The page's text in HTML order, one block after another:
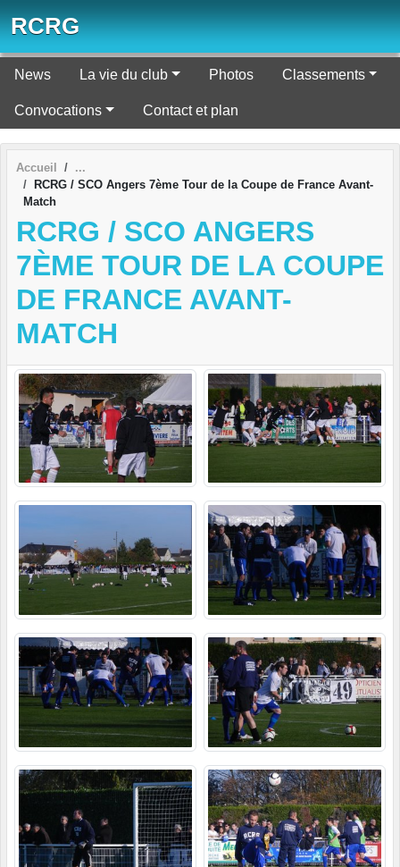
RCRG
News La vie du club Photos Classements
Convocations Contact et plan
Accueil
RCRG / SCO Angers 7ème Tour de la Coupe de France Avant-
Match
RCRG / SCO ANGERS
7ÈME TOUR DE LA COUPE
DE FRANCE AVANT-
MATCH